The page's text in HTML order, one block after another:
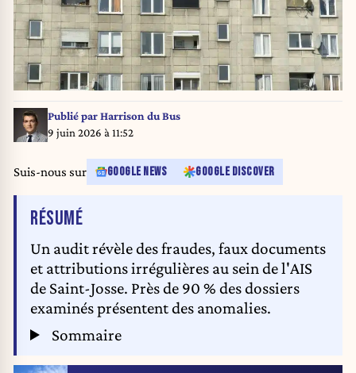
Publié parHarrison du Bus
9 juin 2026 à 11:52
Suis-nous sur GOOGLE NEWS GOOGLE DISCOVER
RÉSUMÉDE L'ARTICLE
Un audit révèle des fraudes, faux documents
et attributions irrégulières au sein de l'AIS
de Saint-Josse. Près de 90 % des dossiers
examinés présentent des anomalies.
Sommaire